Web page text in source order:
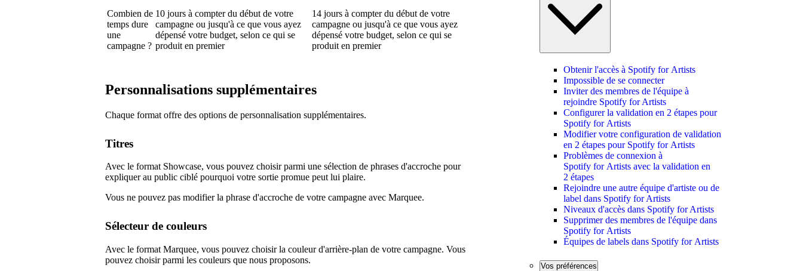
Combien de
temps dure
une
campagne ?
10 jours à compter du début de votre
campagne ou jusqu'à ce que vous ayez
dépensé votre budget, selon ce qui se
produit en premier
14 jours à compter du début de votre
campagne ou jusqu'à ce que vous ayez
dépensé votre budget, selon ce qui se
produit en premier
Personnalisations supplémentaires
Chaque format offre des options de personnalisation supplémentaires.
Titres
Avec le format Showcase, vous pouvez choisir parmi une sélection de phrases d'accroche pour
expliquer au public ciblé pourquoi votre sortie promue peut lui plaire.
Vous ne pouvez pas modifier la phrase d'accroche de votre campagne avec Marquee.
Sélecteur de couleurs
Avec le format Marquee, vous pouvez choisir la couleur d'arrière-plan de votre campagne. Vous
pouvez choisir parmi les couleurs que nous proposons.
Obtenir l'accès à Spotify for Artists
Impossible de se connecter
Inviter des membres de l'équipe à
rejoindre Spotify for Artists
Configurer la validation en 2 étapes pour
Spotify for Artists
Modifier votre configuration de validation
en 2 étapes pour Spotify for Artists
Problèmes de connexion à
Spotify for Artists avec la validation en
2 étapes
Rejoindre une autre équipe d'artiste ou de
label dans Spotify for Artists
Niveaux d'accès dans Spotify for Artists
Supprimer des membres de l'équipe dans
Spotify for Artists
Équipes de labels dans Spotify for Artists
Vos préférences